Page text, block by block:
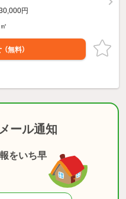
円
（無料）
ール通知
をいち早